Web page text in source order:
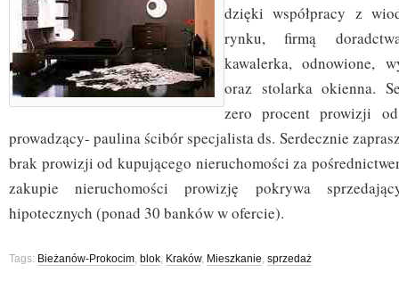
dzięki współpracy z
rynku, firmą
kawalerka, odnowione,
oraz stolarka okienna.
zero procent prowizji
prowadzący- paulina ścibór specjalista ds. Serdecznie
brak prowizji od kupującego nieruchomości za
zakupie nieruchomości prowizję pokrywa
hipotecznych (ponad 30 banków w ofercie).
Tags: Bieżanów-Prokocim, blok, Kraków, Mieszkanie, sprzedaż